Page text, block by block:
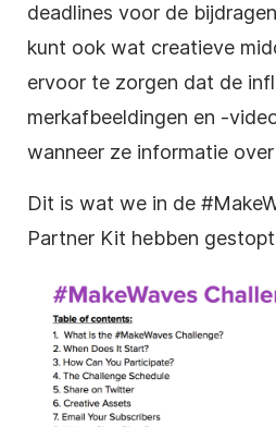
deadlines voor de
kunt ook wat creatieve
ervoor te zorgen dat de
merkafbeeldingen en -
wanneer ze informatie
Dit is wat we in de
Partner Kit hebben